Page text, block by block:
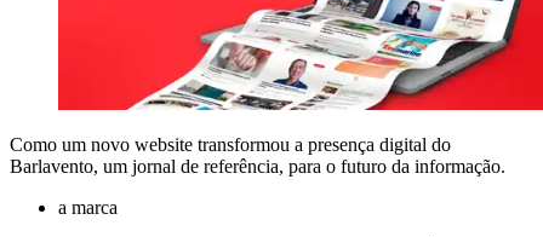
Como um novo website transformou a presença digital do
Barlavento, um jornal de referência, para o futuro da informação.
a marca